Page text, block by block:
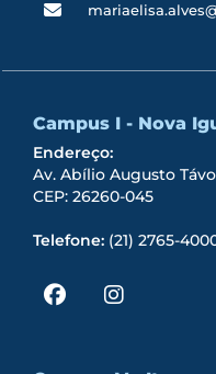
Campus I - Nova
Endereço:
Av. Abílio Augusto
CEP: 26260-045
Telefone: (21) 2765-